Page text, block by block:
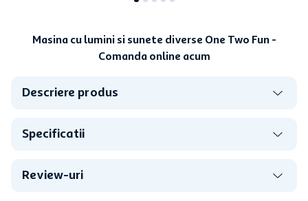
Masina cu lumini si sunete diverse One Two Fun -
Comanda online acum
Descriere produs
Specificatii
Review-uri